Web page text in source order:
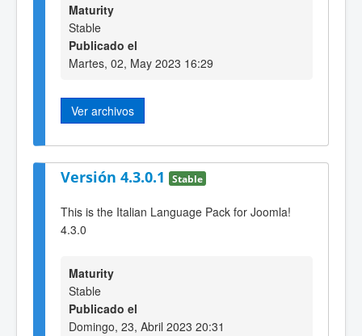
Maturity
Stable
Publicado el
Martes, 02, May 2023 16:29
Ver archivos
Versión 4.3.0.1 Stable
This is the Italian Language Pack for Joomla!
4.3.0
Maturity
Stable
Publicado el
Domingo, 23, Abril 2023 20:31